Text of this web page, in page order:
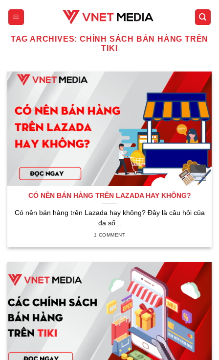
TAG ARCHIVES: CHÍNH SÁCH BÁN HÀNG TRÊN
TIKI
CÓ NÊN BÁN HÀNG TRÊN LAZADA HAY KHÔNG?
Có nên bán hàng trên Lazada hay không? Đây là câu hỏi của
đa số...
1 COMMENT